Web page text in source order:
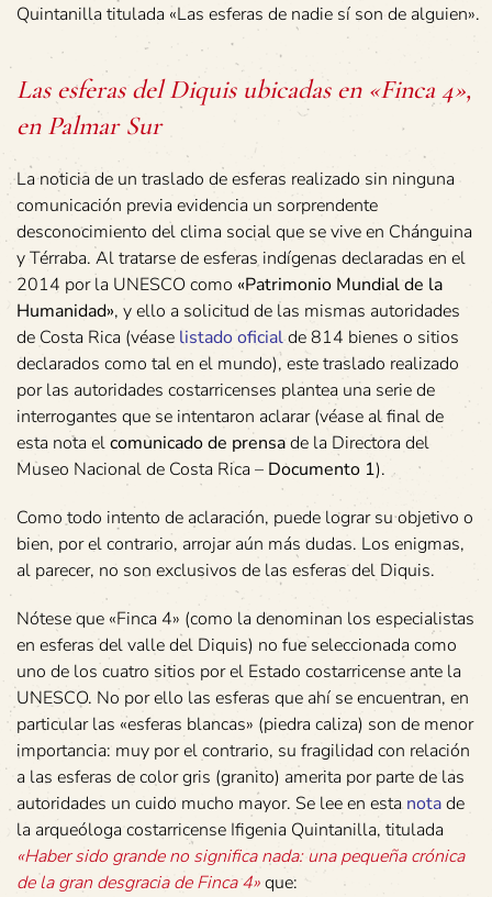
Quintanilla titulada «Las esferas de nadie sí son de alguien».
Las esferas del Diquis ubicadas en «Finca 4»,
en Palmar Sur
La noticia de un traslado de esferas realizado sin ninguna
comunicación previa evidencia un sorprendente
desconocimiento del clima social que se vive en Chánguina
y Térraba. Al tratarse de esferas indígenas declaradas en el
2014 por la UNESCO como «Patrimonio Mundial de la
Humanidad», y ello a solicitud de las mismas autoridades
de Costa Rica (véase listado oficialde 814 bienes o sitios
declarados como tal en el mundo), este traslado realizado
por las autoridades costarricenses plantea una serie de
interrogantes que se intentaron aclarar (véase al final de
esta nota elcomunicado de prensade la Directora del
Museo Nacional de Costa Rica – Documento 1).
Como todo intento de aclaración, puede lograr su objetivo o
bien, por el contrario, arrojar aún más dudas. Los enigmas,
al parecer, no son exclusivos de las esferas del Diquis.
Nótese que «Finca 4» (como la denominan los especialistas
en esferas del valle del Diquis) no fue seleccionada como
uno de los cuatro sitios por el Estado costarricense ante la
UNESCO. No por ello las esferas que ahí se encuentran, en
particular las «esferas blancas» (piedra caliza) son de menor
importancia: muy por el contrario, su fragilidad con relación
a las esferas de color gris (granito) amerita por parte de las
autoridades un cuido mucho mayor. Se lee en estanotade
la arqueóloga costarricense Ifigenia Quintanilla, titulada
«Haber sido grande no significa nada: una pequeña crónica
de la gran desgracia de Finca 4»que: